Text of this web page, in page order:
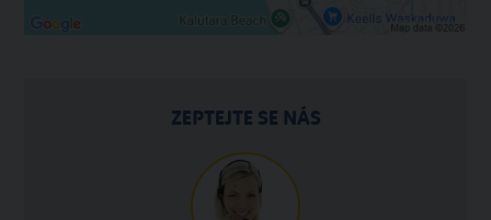
ZEPTEJTE SE NÁS